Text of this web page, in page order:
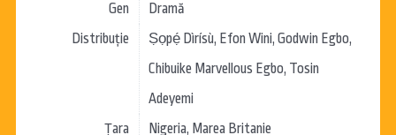
Gen
Dramă
Distribuție
Ṣọpẹ́ Dìrísù, Efon Wini, Godwin Egbo,
Chibuike Marvellous Egbo, Tosin
Adeyemi
Țara
Nigeria, Marea Britanie